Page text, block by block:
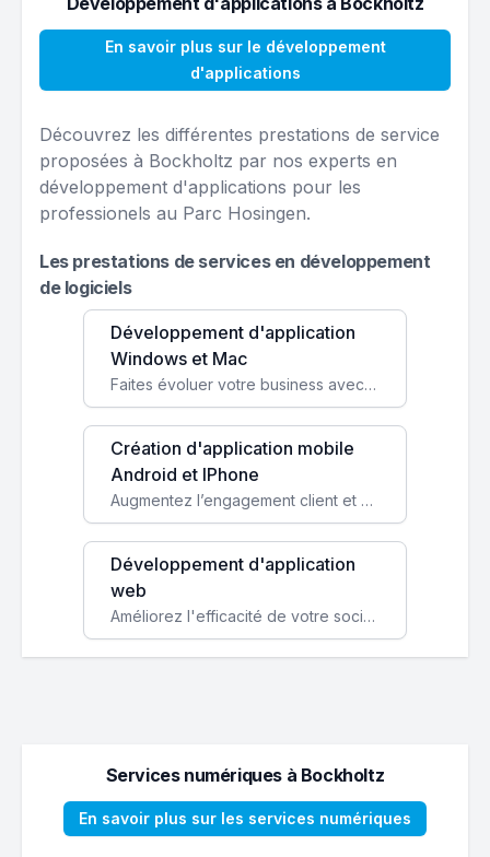
En savoir plus sur le développement
d'applications
Découvrez les différentes prestations de service
proposées à Bockholtz par nos experts en
développement d'applications pour les
professionels au Parc Hosingen.
Les prestations de services en développement
de logiciels
Développement d'application
Windows et Mac
Faites évoluer votre business avec des solutions logicielles personnalisées, parfaitement adaptées à vos besoins spécifiques.
Création d'application mobile
Android et IPhone
Augmentez l’engagement client et simplifiez vos processus avec une application mobile sur mesure, disponible sur iOS et Android.
Développement d'application
web
Améliorez l'efficacité de votre société avec une application web personnalisée accessible partout et tout le temps.
Services numériques à Bockholtz
En savoir plus sur les services numériques